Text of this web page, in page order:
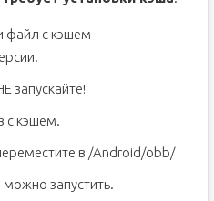
файл с кэшем
запускайте!
с кэшем.
в /Android/obb/
запустить.